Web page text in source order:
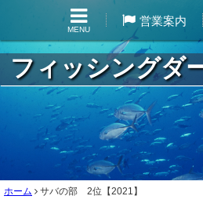
MENU
営業案内
フィッシングダ
ホーム サバの部 2位【2021】